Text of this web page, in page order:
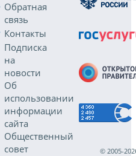
Обратная
связь
Контакты
Подписка
на
новости
Об
использовании
информации
сайта
Общественный
совет
© 2005-